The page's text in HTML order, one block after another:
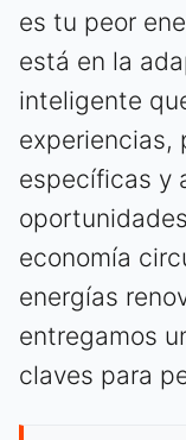
es tu peor
está en la
inteligente
experiencias,
específicas y
economía
energías
entregamos
claves para